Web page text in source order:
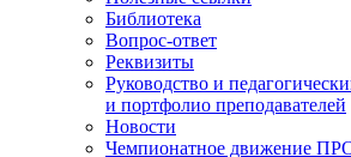
Библиотека
Вопрос-ответ
Реквизиты
Руководство и
и портфолио преподавателей
Новости
Чемпионатное движение